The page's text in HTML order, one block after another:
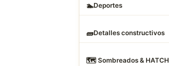
🏊Deportes
🧱Detalles constructivos
🗺️ Sombreados & HATCH